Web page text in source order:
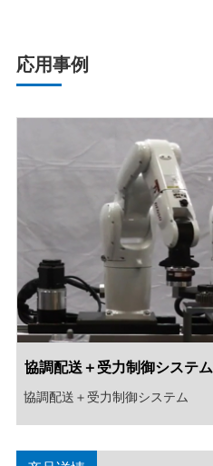
応用事例
協調配送＋受力制御システム
協調配送＋受力制御システム